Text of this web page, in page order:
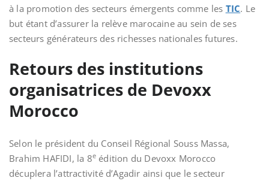
à la promotion des secteurs émergents comme les TIC. Le
but étant d’assurer la relève marocaine au sein de ses
secteurs générateurs des richesses nationales futures.
Retours des institutions
organisatrices de Devoxx
Morocco
Selon le président du Conseil Régional Souss Massa,
Brahim HAFIDI, la 8e édition du Devoxx Morocco
décuplera l’attractivité d’Agadir ainsi que le secteur